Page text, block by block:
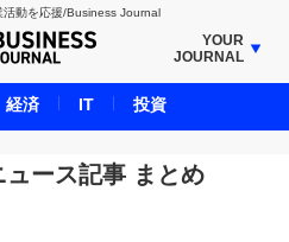
活動を応援/Business Journal
YOUR
JOURNAL
JOURNAL
JOURNAL
JOURNAL
ース記事 まとめ
経済 IT 投資